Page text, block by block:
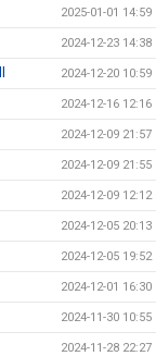
2025-01-01 14:59
2024-12-23 14:38
2024-12-20 10:59
2024-12-16 12:16
2024-12-09 21:57
2024-12-09 21:55
2024-12-09 12:12
2024-12-05 20:13
2024-12-05 19:52
2024-12-01 16:30
2024-11-30 10:55
2024-11-28 22:27